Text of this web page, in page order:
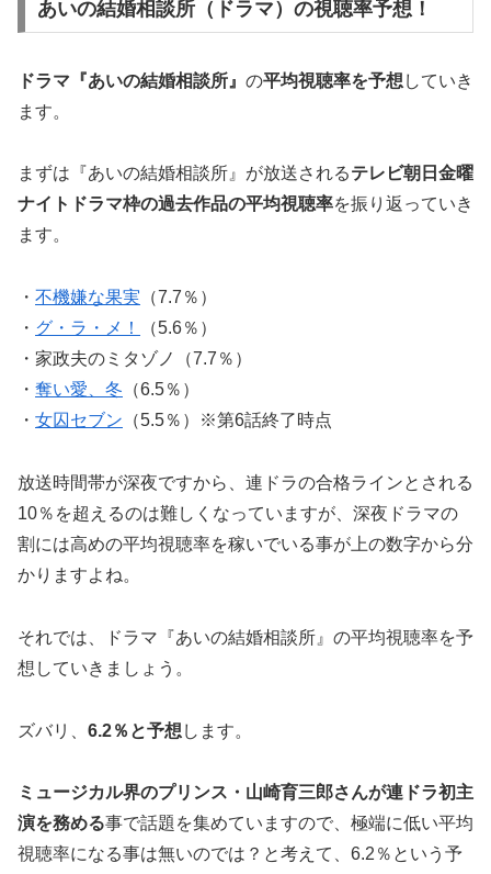
あいの結婚相談所（ドラマ）の視聴率予想！
ドラマ『あいの結婚相談所』 の平均視聴率を予想 していき
ます。
まずは『あいの結婚相談所』が放送されるテレビ朝日金曜
ナイトドラマ枠の過去作品の平均視聴率を振り返っていき
ます。
・ 不機嫌な果実 （7.7％）
・ グ・ラ・メ！
（5.6％）
・家政夫のミタゾノ（7.7％）
・ 奪い愛、冬 （6.5％）
・ 女囚セブン （5.5％）※第6話終了時点
放送時間帯が深夜ですから、連ドラの合格ラインとされる
10％を超えるのは難しくなっていますが、深夜ドラマの
割には高めの平均視聴率を稼いでいる事が上の数字から分
かりますよね。
それでは、ドラマ『あいの結婚相談所』の平均視聴率を予
想していきましょう。
ズバリ、 6.2％ と予想 します。
ミュージカル界のプリンス・山崎育三郎さんが連ドラ初主
演を務める事で話題を集めていますので、極端に低い平均
視聴率になる事は無いのでは？と考えて、6.2％という予